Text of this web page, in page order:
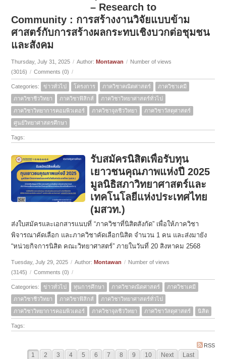
– Research to
Community : การสร้างงานวิจัยแบบข้าม
ศาสตร์กับการสร้างผลกระทบเชิงบวกต่อชุมชน
และสังคม
Thursday, July 31, 2025 / Author:Montawan / Number of views
(3016) / Comments (0) /
Categories: ข่าวทั่วไป โครงการ ภาควิชาคณิตศาสตร์
ภาควิชาเคมี
ภาควิชาชีววิทยา
ภาควิชาฟิสิกส์
ภาควิชาวิทยาศาสตร์ทั่วไป
ภาควิชาวิทยาการคอมพิวเตอร์
ภาควิชาจุลชีววิทยา
ภาควิชาวัสดุศาสตร์
ศูนย์วิทยาศาสตรศึกษา
Tags:
รับสมัครนิสิตเพื่อรับทุน
เยาวชนคุณภาพแห่งปี 2025
มูลนิธิสภาวิทยาศาสตร์และ
เทคโนโลยีแห่งประเทศไทย
(มสวท.)
ส่งใบสมัครและเอกสารแนบที่ “ภาควิชาที่นิสิตสังกัด” เพื่อให้ภาควิชา
พิจารณาคัดเลือก และภาควิชาคัดเลือกนิสิต จำนวน 1 คน และส่งมายัง
“หน่วยกิจการนิสิต คณะวิทยาศาสตร์” ภายในวันที่ 20 สิงหาคม 2568
Tuesday, July 29, 2025 / Author:Montawan / Number of views
(3145) / Comments (0) /
Categories: ข่าวทั่วไป ทุนการศึกษา ภาควิชาคณิตศาสตร์
ภาควิชาเคมี
ภาควิชาชีววิทยา
ภาควิชาฟิสิกส์
ภาควิชาวิทยาศาสตร์ทั่วไป
ภาควิชาวิทยาการคอมพิวเตอร์
ภาควิชาจุลชีววิทยา ภาควิชาวัสดุศาสตร์ นิสิต
Tags:
RSS
1 2 3 4 5 6 7 8 9 10 Next Last